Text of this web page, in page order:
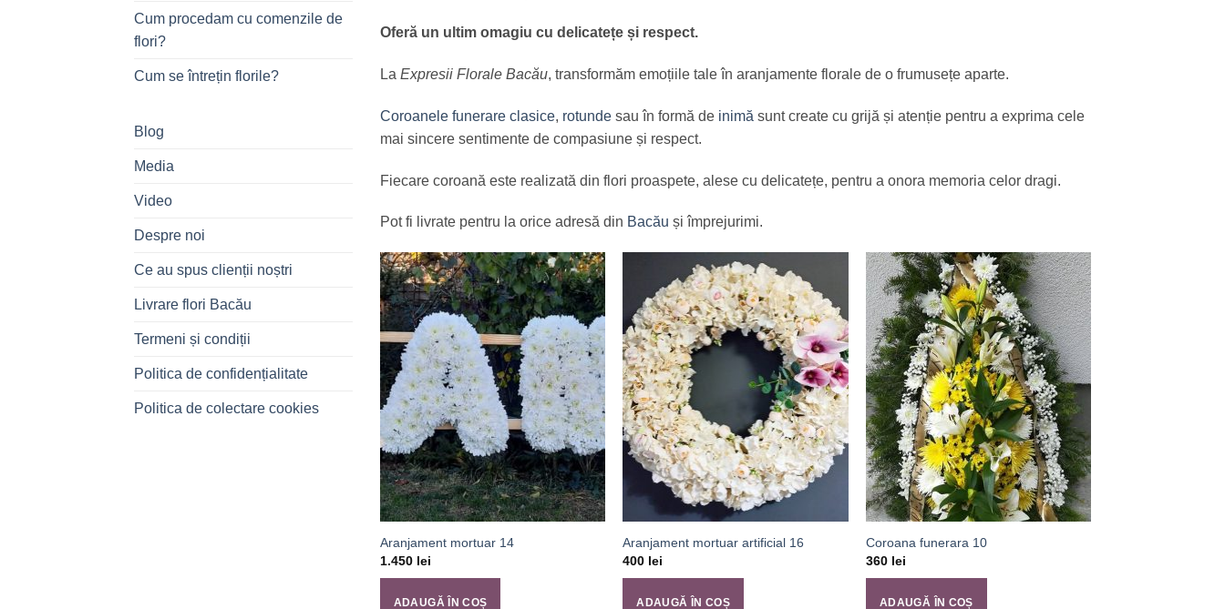
Cum procedam cu comenzile de
flori?
Cum se întrețin florile?
Blog
Media
Video
Despre noi
Ce au spus clienții noștri
Livrare flori Bacău
Termeni și condiții
Politica de confidențialitate
Politica de colectare cookies
Oferă un ultim omagiu cu delicatețe și respect.
La Expresii Florale Bacău, transformăm emoțiile tale în aranjamente florale de o frumusețe aparte.
Coroanele funerare clasice, rotunde sau în formă de inimă sunt create cu grijă și atenție pentru a exprima cele
mai sincere sentimente de compasiune și respect.
Fiecare coroană este realizată din flori proaspete, alese cu delicatețe, pentru a onora memoria celor dragi.
Pot fi livrate pentru la orice adresă din Bacău și împrejurimi.
Aranjament mortuar 14
1.450 lei
ADAUGĂ ÎN COȘ
Aranjament mortuar artificial 16
400 lei
ADAUGĂ ÎN COȘ
Coroana funerara 10
360 lei
ADAUGĂ ÎN COȘ